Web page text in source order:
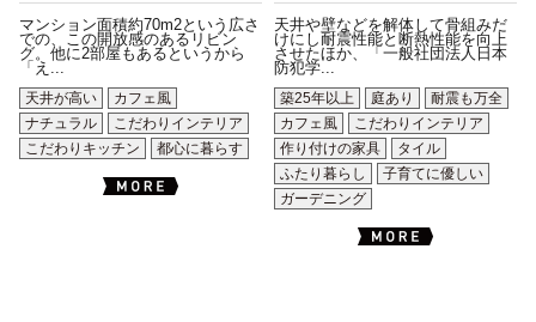
マンション面積約70m2という広さ
での、この開放感のあるリビン
グ。他に2部屋もあるというから
「え...
天井が高い
カフェ風
ナチュラル
こだわりインテリア
こだわりキッチン
都心に暮らす
天井や壁などを解体して骨組みだ
けにし耐震性能と断熱性能を向上
させたほか、「一般社団法人日本
防犯学...
築25年以上
庭あり
耐震も万全
カフェ風
こだわりインテリア
作り付けの家具
タイル
ふたり暮らし
子育てに優しい
ガーデニング